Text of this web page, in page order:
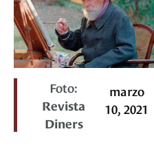
Foto:
Revista
Diners
marzo
10, 2021